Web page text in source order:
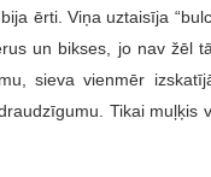
ērti. Viņa uztaisīja
un bikses, jo nav žēl
sieva vienmēr
Tikai muļķis